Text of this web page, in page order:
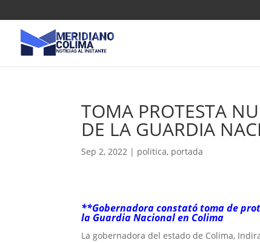
TOMA PROTESTA
DE LA GUARDIA
Sep 2, 2022 | politica, portada
**Gobernadora constató toma de
la Guardia Nacional en Colima
La gobernadora del estado de Colima,